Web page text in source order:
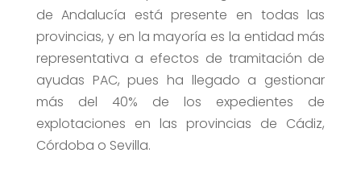
de Andalucía está presente en todas las
provincias, y en la mayoría es la entidad más
representativa a efectos de tramitación de
ayudas PAC, pues ha llegado a gestionar
más del 40% de los expedientes de
explotaciones en las provincias de Cádiz,
Córdoba o Sevilla.